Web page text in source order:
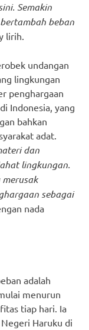
Semakin
beban
lirih.
undangan
lingkungan
penghargaan
Indonesia, yang
bahkan
adat.
dan
lingkungan.
sebagai
nada
adalah
menurun
tiap hari. Ia
Haruku di